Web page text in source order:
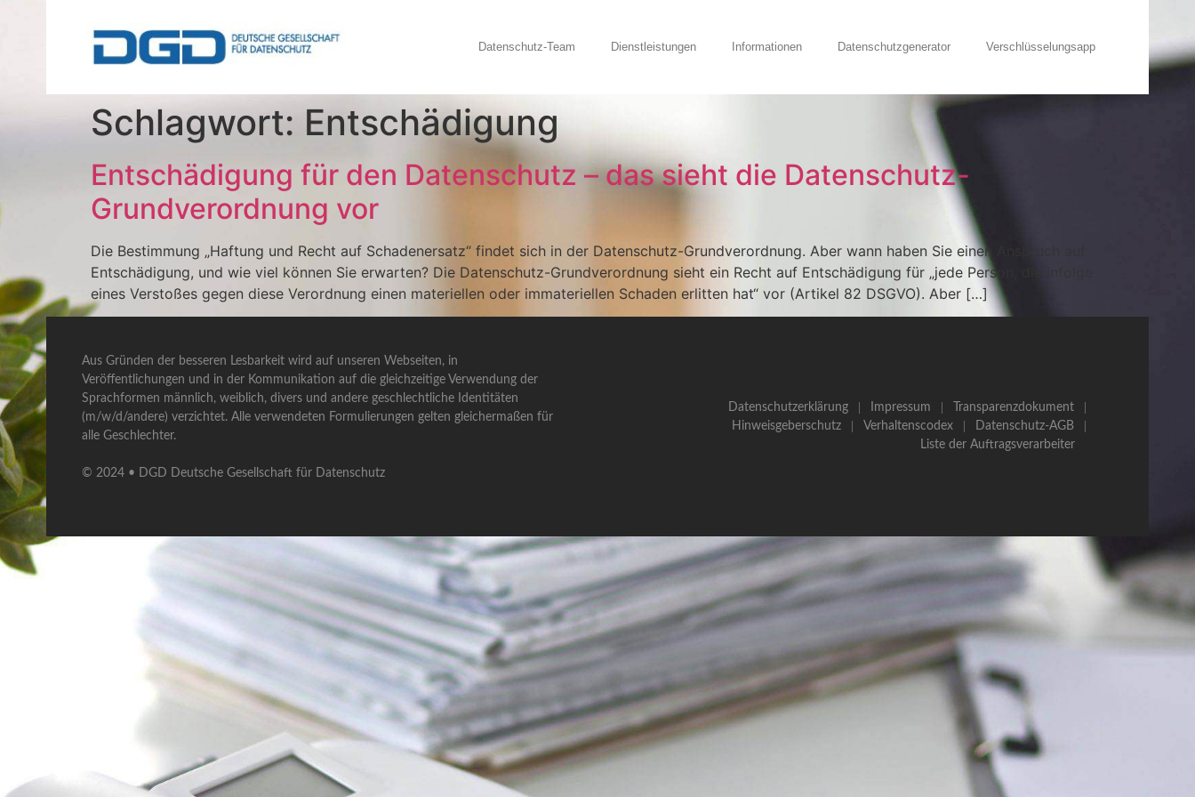
Datenschutz-Team Dienstleistungen Informationen Datenschutzgenerator Verschlüsselungsapp
Schlagwort: Entschädigung
Entschädigung für den Datenschutz – das sieht die Datenschutz-
Grundverordnung vor
Die Bestimmung „Haftung und Recht auf Schadenersatz“ findet sich in der Datenschutz-Grundverordnung. Aber wann haben Sie einen Anspruch auf
Entschädigung, und wie viel können Sie erwarten? Die Datenschutz-Grundverordnung sieht ein Recht auf Entschädigung für „jede Person, die infolge
eines Verstoßes gegen diese Verordnung einen materiellen oder immateriellen Schaden erlitten hat“ vor (Artikel 82 DSGVO). Aber […]
Aus Gründen der besseren Lesbarkeit wird auf unseren Webseiten, in
Veröffentlichungen und in der Kommunikation auf die gleichzeitige Verwendung der
Sprachformen männlich, weiblich, divers und andere geschlechtliche Identitäten
(m/w/d/andere) verzichtet. Alle verwendeten Formulierungen gelten gleichermaßen für
alle Geschlechter.
© 2024 • DGD Deutsche Gesellschaft für Datenschutz
Datenschutzerklärung Impressum
Transparenzdokument
Hinweisgeberschutz
Verhaltenscodex
Datenschutz-AGB
Liste der Auftragsverarbeiter